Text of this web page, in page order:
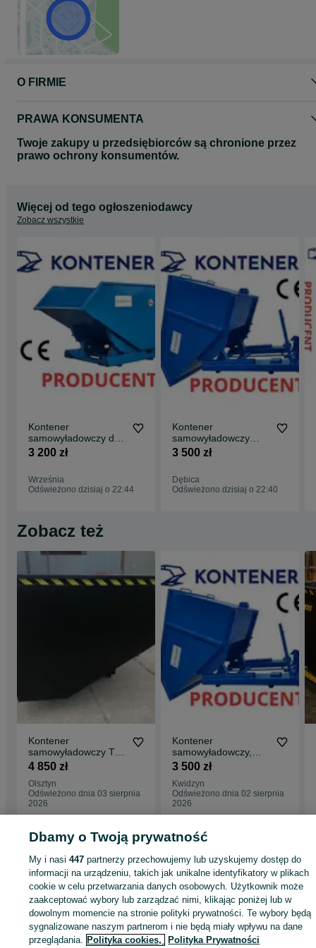
O FIRMIE
PRAWA KONSUMENTA
Twoje zakupy u przedsiębiorców są chronione przez
prawo ochrony konsumentów.
Więcej od tego ogłoszeniodawcy
Zobacz wszystkie
Kontener
samowyładowczy do
wózka widłowego
3 200 zł
Września
Odświeżono dzisiaj o 22:44
Kontener
samowyładowczy
koleba do wózka
3 500 zł
Dębica
Odświeżono dzisiaj o 22:40
Zobacz też
Kontener
samowyładowczy TK
2200. Koleba
pojemnik
4 850 zł
Olsztyn
Odświeżono dnia 03 sierpnia
2026
Kontener
samowyładowczy,
koleba, koliba,
m3 1000 L na odpady
z produkcji ZŁOM/
DREWNO/ TROCINY/
TEKTURA/ SZKŁO
3 500 zł
Kwidzyn
Odświeżono dnia 02 sierpnia
2026
Warmińsko-mazurskie
Pozostałe - Olsztynek
KATEGORIA
ID:1002013885 Wyświetlenia:
Dbamy o Twoją prywatność
My i nasi447 partnerzy przechowujemy lub uzyskujemy dostęp do
informacji na urządzeniu, takich jak unikalne identyfikatory w plikach
cookie w celu przetwarzania danych osobowych. Użytkownik może
zaakceptować wybory lub zarządzać nimi, klikając poniżej lub w
dowolnym momencie na stronie polityki prywatności. Te wybory będą
sygnalizowane naszym partnerom i nie będą miały wpływu na dane
przeglądania. Polityka cookies, Polityka Prywatności